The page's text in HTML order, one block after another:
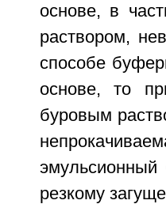
основе, в
раствором,
способе
основе, то
буровым
резкому